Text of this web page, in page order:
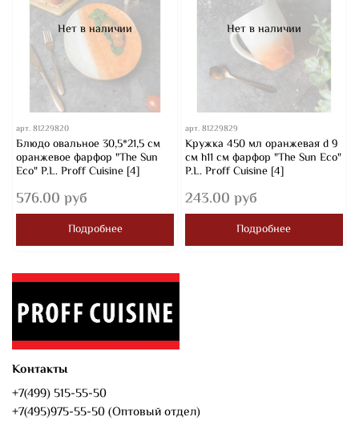
Нет в наличии
арт.81229820
Блюдо овальное 30,5*21,5 см
оранжевое фарфор "The Sun
Eco" P.L. Proff Cuisine [4]
576.00 руб
Подробнее
Нет в наличии
арт.81229829
Кружка 450 мл оранжевая d 9
см h11 см фарфор "The Sun Eco"
P.L. Proff Cuisine [4]
243.00 руб
Подробнее
Контакты
+7(499) 515-55-50
+7(495)975-55-50 (Оптовый отдел)